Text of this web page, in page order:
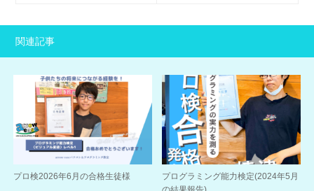
関連記事
プロ検2026年6月の合格生徒様
プログラミング能力検定(2024年5月